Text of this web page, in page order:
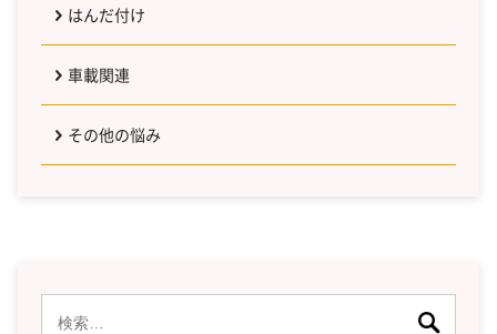
はんだ付け
車載関連
その他の悩み